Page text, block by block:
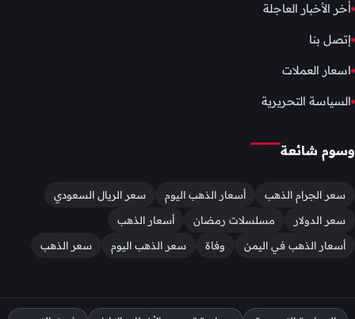
أخر الأخبار العاجلة
إتصل بنا
اسعار العملات
السياسة التحريرية
وسوم شائعة
سعر الجرام الذهب أسعار الذهب اليوم
سعر الريال السعودي
سعر الدولار
مسلسلات رمضان
أسعار الذهب
أسعار الذهب في اليمن
وفاة سعر الذهب اليوم سعر الذهب